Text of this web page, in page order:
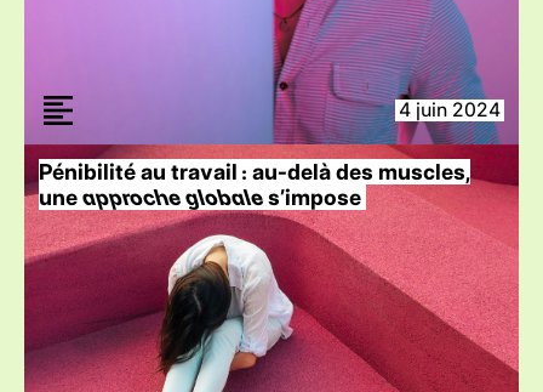
4 juin 2024
Pénibilité au travail : au-delà des muscles,
uneapproche globales’impose